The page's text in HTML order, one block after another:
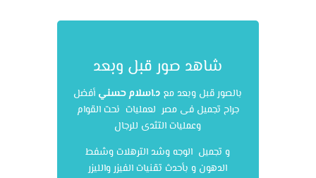
شاهد صور قبل وبعد
بالصور قبل وبعد مع د.اسلام حسني أفضل
جراح تجميل فى مصر لعمليات نحت القوام
وعمليات التثدى للرجال
و تجميل الوجه وشد الترهلات وشفط
الدهون و بأحدث تقنيات الفيزر والليزر